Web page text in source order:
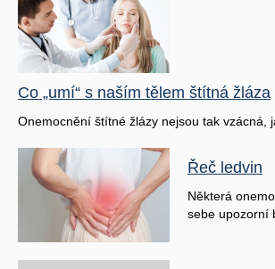
Co „umí“ s naším tělem štítná žláza
Onemocnění štítné žlázy nejsou tak vzácná,
Řeč ledvin
Některá
sebe upozorní